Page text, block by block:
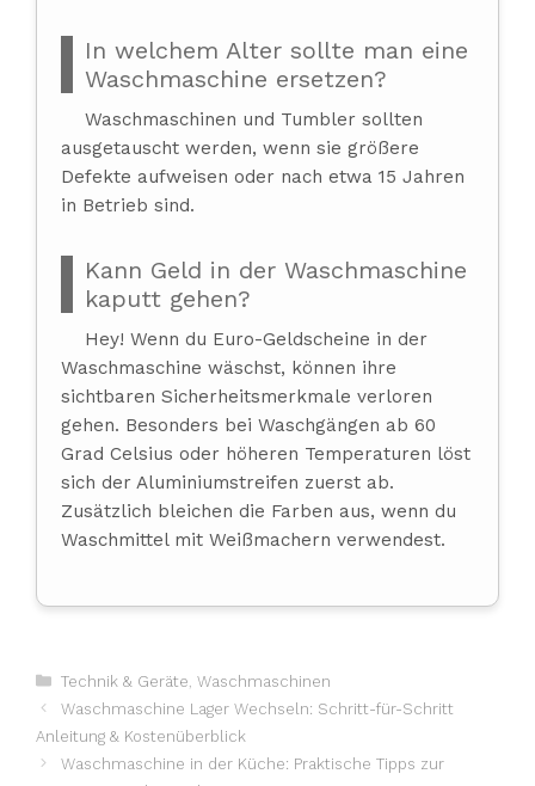
In welchem Alter sollte man eine
Waschmaschine ersetzen?
Waschmaschinen und Tumbler sollten
ausgetauscht werden, wenn sie größere
Defekte aufweisen oder nach etwa 15 Jahren
in Betrieb sind.
Kann Geld in der Waschmaschine
kaputt gehen?
Hey! Wenn du Euro-Geldscheine in der
Waschmaschine wäschst, können ihre
sichtbaren Sicherheitsmerkmale verloren
gehen. Besonders bei Waschgängen ab 60
Grad Celsius oder höheren Temperaturen löst
sich der Aluminiumstreifen zuerst ab.
Zusätzlich bleichen die Farben aus, wenn du
Waschmittel mit Weißmachern verwendest.
Kategorien
Technik & Geräte Waschmaschinen
Waschmaschine Lager Wechseln: Schritt-für-Schritt
Anleitung & Kostenüberblick
Waschmaschine in der Küche: Praktische Tipps zur